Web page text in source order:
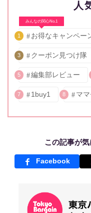
人
みんなの関心No.1
1 お得なキャンペー
3 クーポン見つけ隊
5 編集部レビュー
7 1buy1 8 マ
この記事が
Facebook